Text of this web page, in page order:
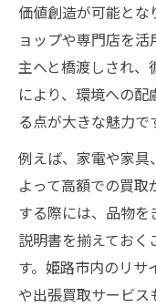
価値創造が可能とな
ョップや専門店を
主へと橋渡しされ、
により、環境への
る点が大きな魅力で
例えば、家電や家
よって高額での買
する際には、品物
説明書を揃えておく
す。姫路市内のリサ
や出張買取サービス